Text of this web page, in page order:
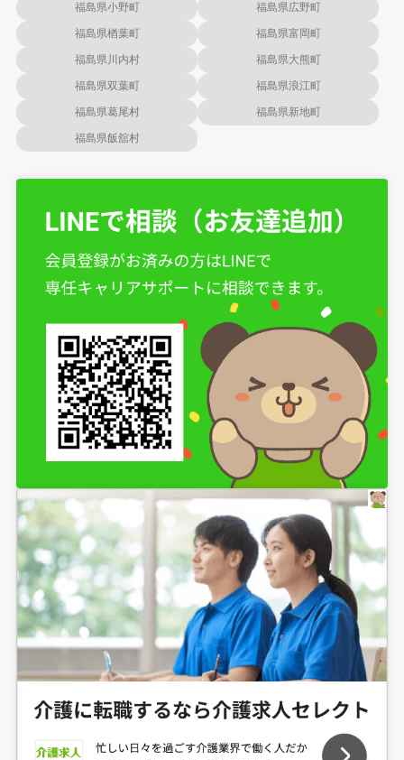
福島県小野町 福島県広野町
福島県楢葉町 福島県富岡町
福島県川内村 福島県大熊町
福島県双葉町 福島県浪江町
福島県葛尾村 福島県新地町
福島県飯舘村